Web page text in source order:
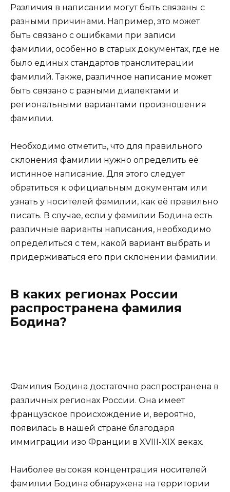
Различия в написании могут быть связаны с
разными причинами. Например, это может
быть связано с ошибками при записи
фамилии, особенно в старых документах, где не
было единых стандартов транслитерации
фамилий. Также, различное написание может
быть связано с разными диалектами и
региональными вариантами произношения
фамилии.
Необходимо отметить, что для правильного
склонения фамилии нужно определить её
истинное написание. Для этого следует
обратиться к официальным документам или
узнать у носителей фамилии, как её правильно
писать. В случае, если у фамилии Бодина есть
различные варианты написания, необходимо
определиться с тем, какой вариант выбрать и
придерживаться его при склонении фамилии.
В каких регионах России
распространена фамилия
Бодина?
Фамилия Бодина достаточно распространена в
различных регионах России. Она имеет
французское происхождение и, вероятно,
появилась в нашей стране благодаря
иммиграции изо Франции в XVIII-XIX веках.
Наиболее высокая концентрация носителей
фамилии Бодина обнаружена на территории